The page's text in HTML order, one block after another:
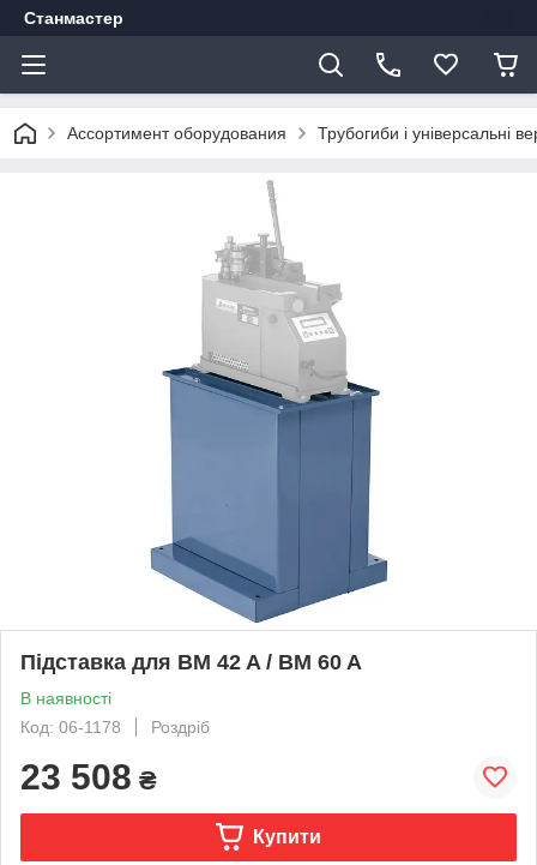
Станмастер
Ассортимент оборудования Трубогиби і універсальні
Підставка для BM 42 A / BM 60 A
В наявності
Код: 06-1178
Роздріб
23 508 ₴
Купити